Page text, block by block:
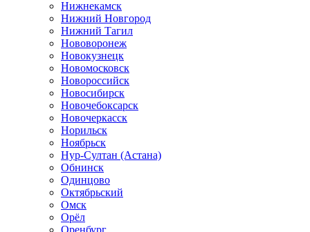
Нижнекамск
Нижний Новгород
Нижний Тагил
Нововоронеж
Новокузнецк
Новомосковск
Новороссийск
Новосибирск
Новочебоксарск
Новочеркасск
Норильск
Ноябрьск
Нур-Султан (Астана)
Обнинск
Одинцово
Октябрьский
Омск
Орёл
Оренбург